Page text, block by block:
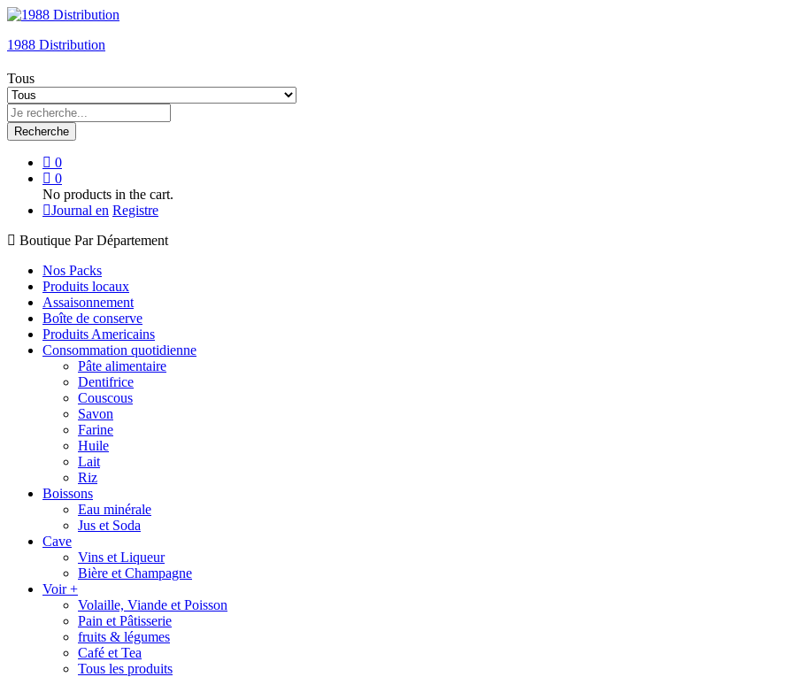
1988 Distribution
Tous
Recherche
0
0
No products in the cart.
Journal en Registre
Boutique Par Département
Nos Packs
Produits locaux
Assaisonnement
Boîte de conserve
Produits Americains
Consommation quotidienne
Pâte alimentaire
Dentifrice
Couscous
Savon
Farine
Huile
Lait
Riz
Boissons
Eau minérale
Jus et Soda
Cave
Vins et Liqueur
Bière et Champagne
Voir +
Volaille, Viande et Poisson
Pain et Pâtisserie
fruits & légumes
Café et Tea
Tous les produits